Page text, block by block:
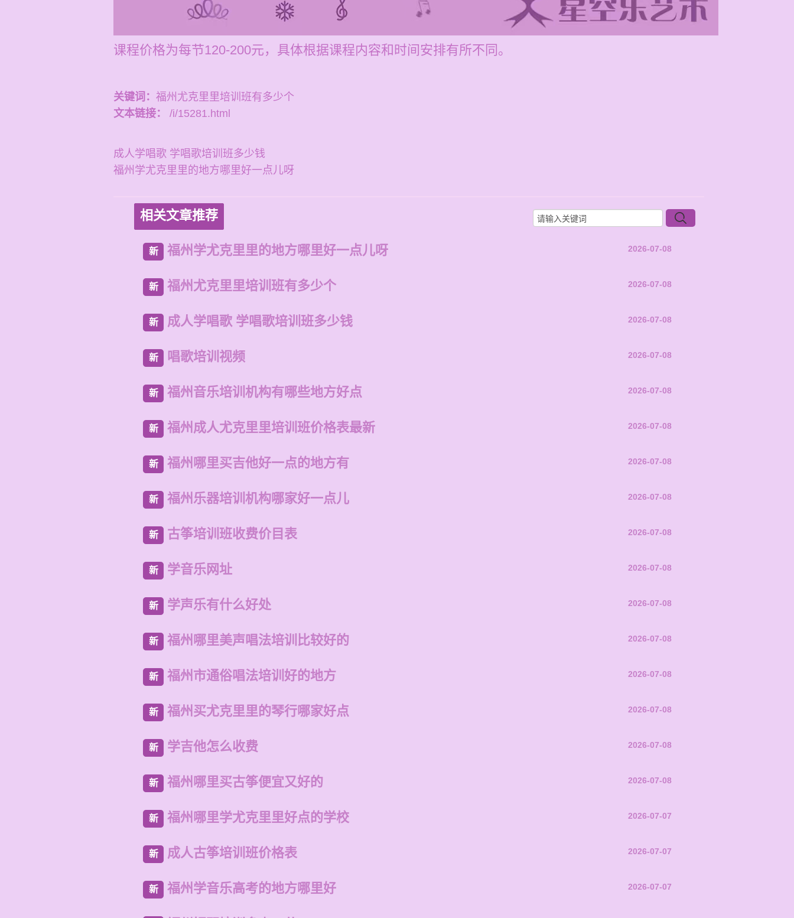
课程价格为每节120-200元，具体根据课程内容和时间安排有所不同。
关键词： 福州尤克里里培训班有多少个
文本链接：
/i/15281.html
成人学唱歌 学唱歌培训班多少钱
福州学尤克里里的地方哪里好一点儿呀
相关文章推荐
新 福州学尤克里里的地方哪里好一点儿呀 2026-07-08
新 福州尤克里里培训班有多少个 2026-07-08
新 成人学唱歌 学唱歌培训班多少钱 2026-07-08
新 唱歌培训视频 2026-07-08
新 福州音乐培训机构有哪些地方好点 2026-07-08
新 福州成人尤克里里培训班价格表最新 2026-07-08
新 福州哪里买吉他好一点的地方有 2026-07-08
新 福州乐器培训机构哪家好一点儿 2026-07-08
新 古筝培训班收费价目表 2026-07-08
新 学音乐网址 2026-07-08
新 学声乐有什么好处 2026-07-08
新 福州哪里美声唱法培训比较好的 2026-07-08
新 福州市通俗唱法培训好的地方 2026-07-08
新 福州买尤克里里的琴行哪家好点 2026-07-08
新 学吉他怎么收费 2026-07-08
新 福州哪里买古筝便宜又好的 2026-07-08
新 福州哪里学尤克里里好点的学校 2026-07-07
新 成人古筝培训班价格表 2026-07-07
新 福州学音乐高考的地方哪里好 2026-07-07